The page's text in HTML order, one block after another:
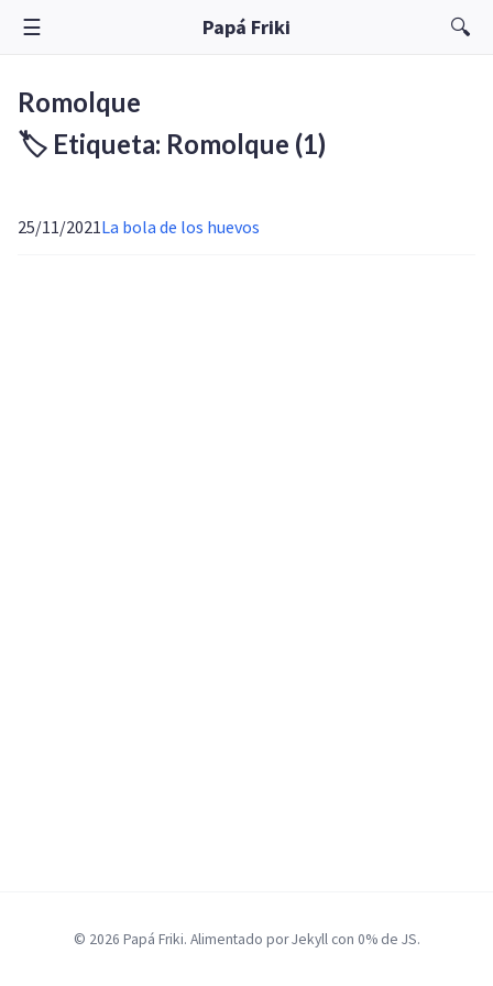
☰ Papá Friki 🔍
Romolque
🏷️ Etiqueta: Romolque (1)
25/11/2021La bola de los huevos
© 2026 Papá Friki. Alimentado por Jekyll con 0% de JS.